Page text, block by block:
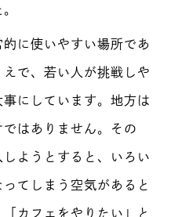
に使いやすい場所であ
で、若い人が挑戦しや
にしています。地方は
はありません。その
ようとすると、いろい
てしまう空気があると
カフェをやりたい」と